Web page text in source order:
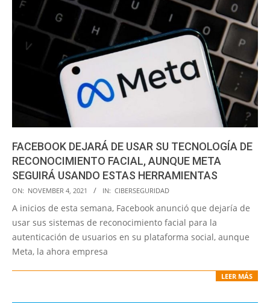
FACEBOOK DEJARÁ DE USAR SU TECNOLOGÍA DE
RECONOCIMIENTO FACIAL, AUNQUE META
SEGUIRÁ USANDO ESTAS HERRAMIENTAS
2021-
11-
ON: NOVEMBER 4, 2021 IN: CIBERSEGURIDAD
A inicios de esta semana, Facebook anunció que dejaría de
usar sus sistemas de reconocimiento facial para la
autenticación de usuarios en su plataforma social, aunque
Meta, la ahora empresa
LEER MÁS